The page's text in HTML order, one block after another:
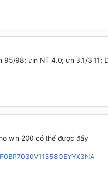
98; ưin NT 4.0; ưn 3.1/3.11;
win 200 có thể được đấy